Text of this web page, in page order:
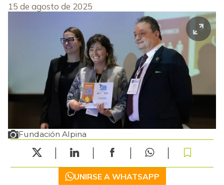
15 de agosto de 2025
Fundación Alpina
UNIRSE A WHATSAPP